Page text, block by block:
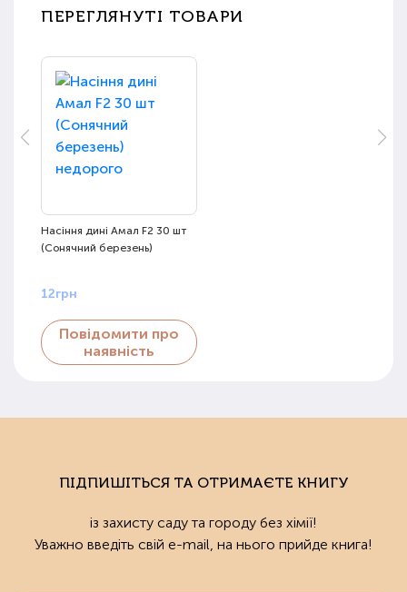
ПЕРЕГЛЯНУТІ ТОВАРИ
Насіння дині Амал F2 30 шт
(Сонячний березень)
12грн
Повідомити про
наявність
ПІДПИШІТЬСЯ ТА ОТРИМАЄТЕ КНИГУ
із захисту саду та городу без хімії!
Уважно введіть свій e-mail, на нього прийде книга!